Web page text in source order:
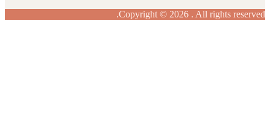
Copyright © 2026 . All rights